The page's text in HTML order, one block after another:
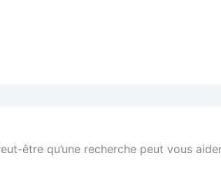
être qu’une recherche peut vous